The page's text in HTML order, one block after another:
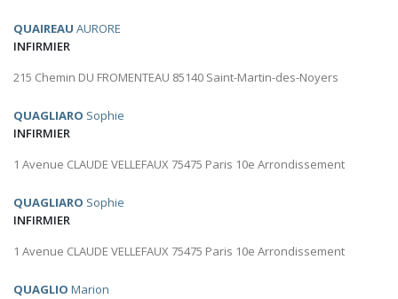
QUAIREAU AURORE
INFIRMIER
215 Chemin DU FROMENTEAU 85140 Saint-Martin-des-Noyers
QUAGLIARO Sophie
INFIRMIER
1 Avenue CLAUDE VELLEFAUX 75475 Paris 10e Arrondissement
QUAGLIARO Sophie
INFIRMIER
1 Avenue CLAUDE VELLEFAUX 75475 Paris 10e Arrondissement
QUAGLIO Marion